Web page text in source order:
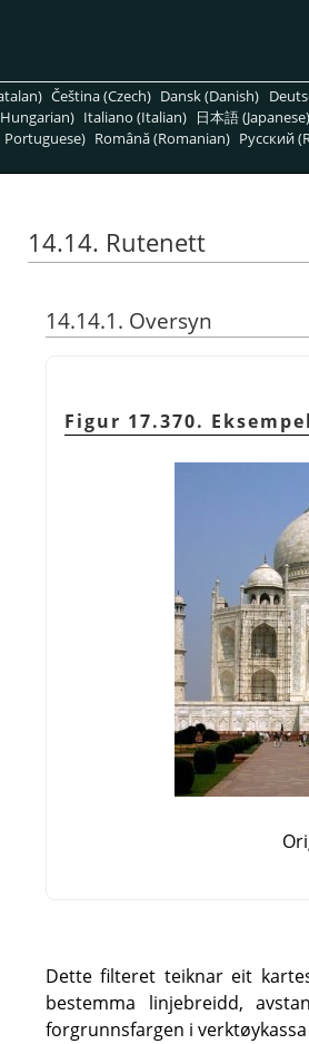
Čeština (Czech) Dansk (Danish)
Italiano (Italian) 日本語 (Japanese)
Portuguese) Română (Romanian) Pусский
14.14. Rutenett
14.14.1. Oversyn
Figur 17.370.
Dette filteret teiknar eit
bestemma linjebreidd,
forgrunnsfargen i